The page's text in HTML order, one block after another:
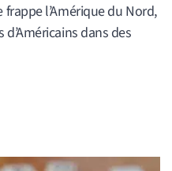
l’Amérique du Nord,
dans des